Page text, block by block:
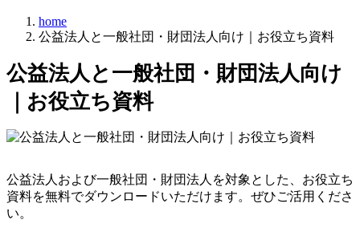
home
公益法人と一般社団・財団法人向け｜お役立ち資料
公益法人と一般社団・財団法人向け
｜お役立ち資料
公益法人および一般社団・財団法人を対象とした、お役立ち
資料を無料でダウンロードいただけます。ぜひご活用くださ
い。